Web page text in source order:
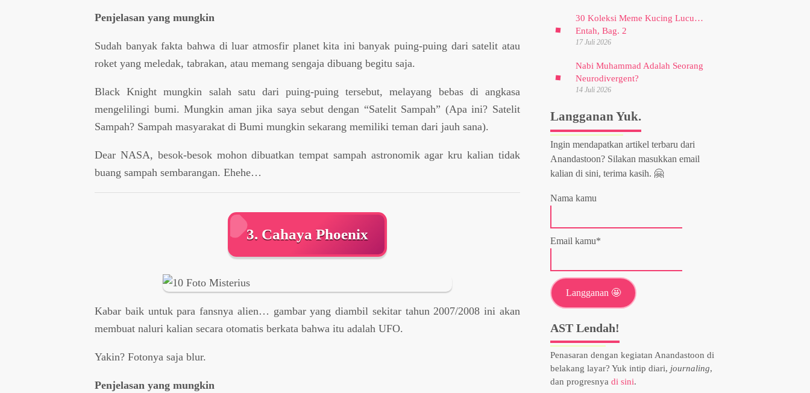
Penjelasan yang mungkin
Sudah banyak fakta bahwa di luar atmosfir planet kita ini banyak puing-puing dari satelit atau
roket yang meledak, tabrakan, atau memang sengaja dibuang begitu saja.
Black Knight mungkin salah satu dari puing-puing tersebut, melayang bebas di angkasa
mengelilingi bumi. Mungkin aman jika saya sebut dengan “Satelit Sampah” (Apa ini? Satelit
Sampah? Sampah masyarakat di Bumi mungkin sekarang memiliki teman dari jauh sana).
Dear NASA, besok-besok mohon dibuatkan tempat sampah astronomik agar kru kalian tidak
buang sampah sembarangan. Ehehe…
3. Cahaya Phoenix
Kabar baik untuk para fansnya alien… gambar yang diambil sekitar tahun 2007/2008 ini akan
membuat naluri kalian secara otomatis berkata bahwa itu adalah UFO.
Yakin? Fotonya saja blur.
Penjelasan yang mungkin
30 Koleksi Meme Kucing Lucu…
Entah, Bag. 2
17 Juli 2026
Nabi Muhammad Adalah Seorang
Neurodivergent?
14 Juli 2026
Langganan Yuk.
Ingin mendapatkan artikel terbaru dari
Anandastoon? Silakan masukkan email
kalian di sini, terima kasih. 🤗
Nama kamu
Email kamu*
AST Lendah!
Penasaran dengan kegiatan Anandastoon di
belakang layar? Yuk intip diari, journaling,
dan progresnyadi sini.